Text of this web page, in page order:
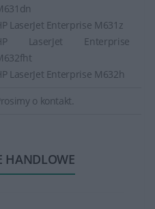
LaserJet Enterprise M631z
LaserJet Enterprise
LaserJet Enterprise M632h
o kontakt.
HANDLOWE